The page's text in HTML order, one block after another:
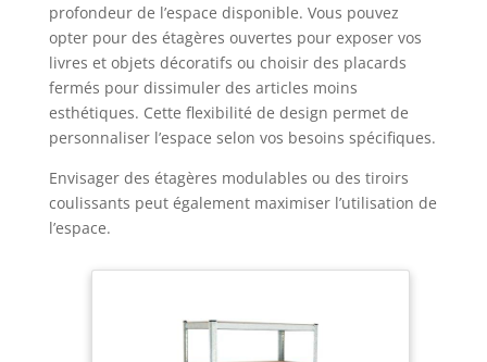
profondeur de l’espace disponible. Vous pouvez
opter pour des étagères ouvertes pour exposer vos
livres et objets décoratifs ou choisir des placards
fermés pour dissimuler des articles moins
esthétiques. Cette flexibilité de design permet de
personnaliser l’espace selon vos besoins spécifiques.
Envisager des étagères modulables ou des tiroirs
coulissants peut également maximiser l’utilisation de
l’espace.